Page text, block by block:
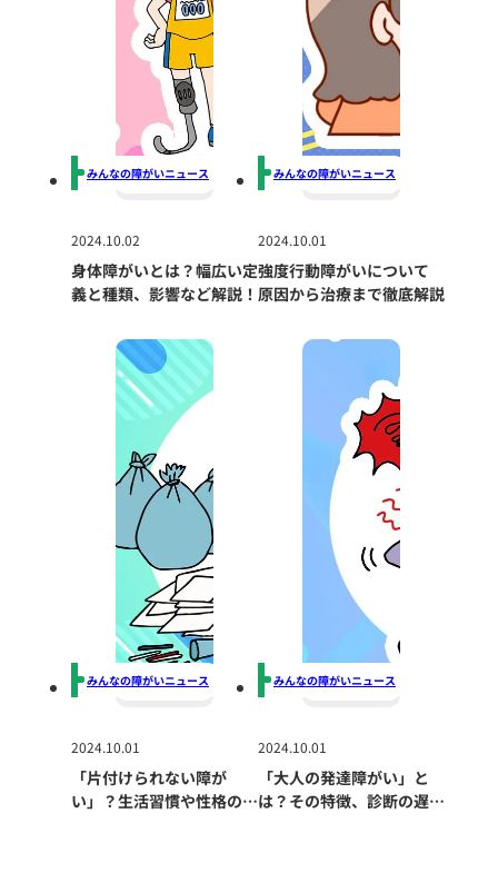
2024.10.02
身体障がいとは？幅広い定
義と種類、影響など解説！
みんなの障がいニュース
2024.10.01
強度行動障がいについて
原因から治療まで徹底解説
みんなの障がいニュース
2024.10.01
「片付けられない障が
い」？生活習慣や性格の問
みんなの障がいニュース
2024.10.01
「大人の発達障がい」と
は？その特徴、診断の遅
みんなの障がいニュース